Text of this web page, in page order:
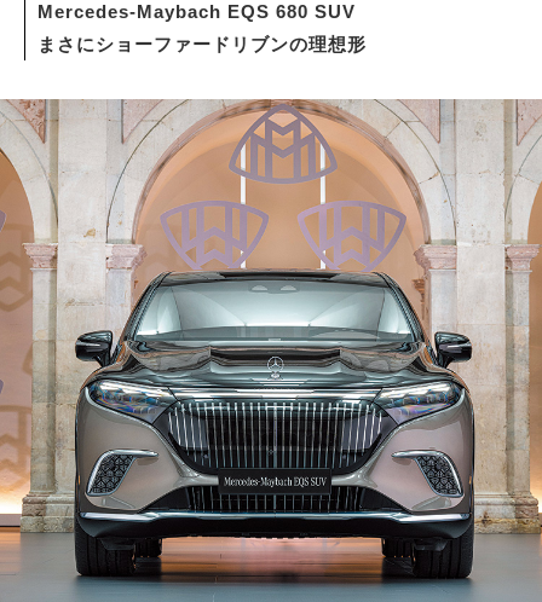
Mercedes-Maybach EQS 680 SUV
まさにショーファードリブンの理想形